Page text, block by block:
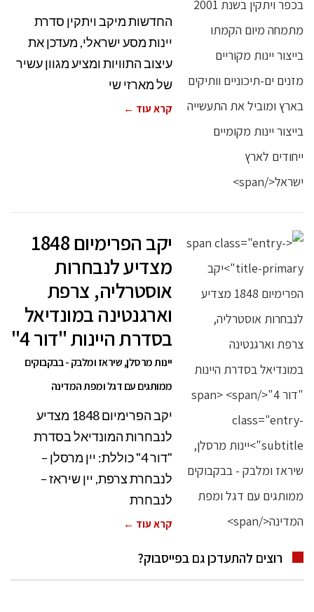
החדשות מיקב ויתקין סדרת
יינות מסע ישראלי, מעדכן את
עיצוב התוויות ומציע מגוון עשיר
של מארזי שי
קרא עוד ←
יקב הפרימיום 1848
מצדיע לנבחרות
אוסטרליה, צרפת
וארגנטינה במונדיאל
בסדרת היינות "דור 4"
יינות מרסלן, שיראז ומלבק - בבקבוקים
ממותגים עם דגל ומפת המדינה
יקב הפרימיום 1848 מצדיע
לנבחרות המונדיאל בסדרת
"דור 4" כוללת: יין מרסלן –
לנבחרת צרפת, יין שיראז –
לנבחרת
קרא עוד ←
רוצים להתעדכן גם בפייסבוק?